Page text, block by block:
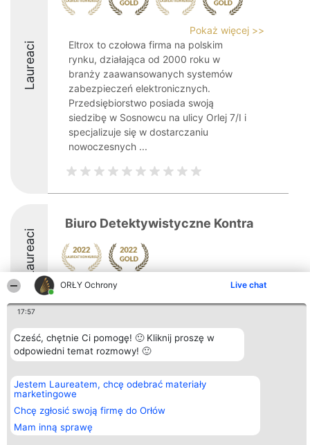
ORŁY Ochrony Live chat
17:57
Cześć, chętnie Ci pomogę! 🙂 Kliknij proszę w
odpowiedni temat rozmowy! 🙂
Jestem Laureatem, chcę odebrać materiały
marketingowe
Chcę zgłosić swoją firmę do Orłów
Mam inną sprawę
Laureaci
Pokaż więcej >>
Eltrox to czołowa firma na polskim
rynku, działająca od 2000 roku w
branży zaawansowanych systemów
zabezpieczeń elektronicznych.
Przedsiębiorstwo posiada swoją
siedzibę w Sosnowcu na ulicy Orlej 7/I i
specjalizuje się w dostarczaniu
nowoczesnych ...
Laureaci
Biuro Detektywistyczne Kontra
Organizator plebiscytu
Bright Side Solutions sp. z o.
o. sp. k.
Wrocław 50-079
KRS 0000749100 | Regon
381313360 | NIP 8943132676
+48 508 492 400
Plebiscyt
Laureaci
Lista
Laureatów
Polityka
Kontakt